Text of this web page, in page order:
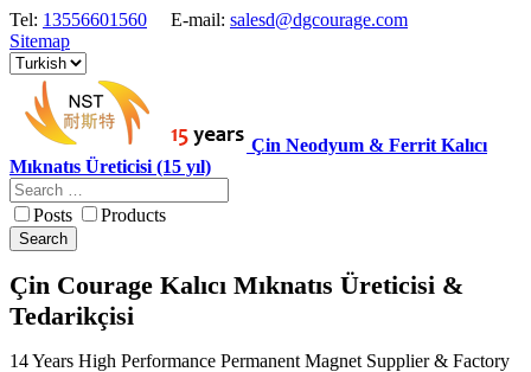
Tel: 13556601560 E-mail: salesd@dgcourage.com
Sitemap
Çin Neodyum & Ferrit Kalıcı
Mıknatıs Üreticisi (15 yıl)
Posts Products
Search
Çin Courage Kalıcı Mıknatıs Üreticisi &
Tedarikçisi
14 Years High Performance Permanent Magnet Supplier & Factory